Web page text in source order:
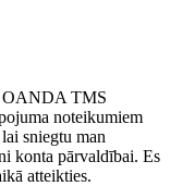
OANDA TMS
noteikumiem
sniegtu man
konta pārvaldībai. Es
atteikties.